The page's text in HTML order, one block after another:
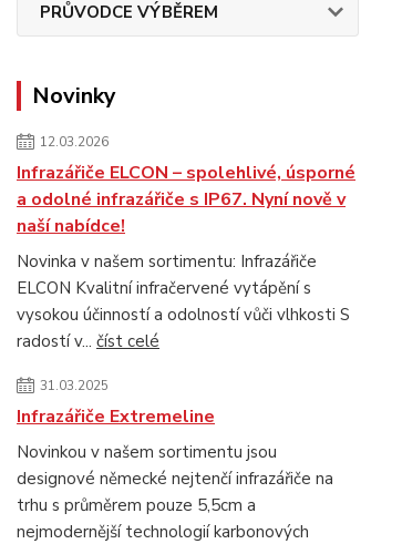
PRŮVODCE VÝBĚREM
Novinky
12.03.2026
Infrazářiče ELCON – spolehlivé, úsporné
a odolné infrazářiče s IP67. Nyní nově v
naší nabídce!
Novinka v našem sortimentu: Infrazářiče
ELCON Kvalitní infračervené vytápění s
vysokou účinností a odolností vůči vlhkosti S
radostí v... číst celé
31.03.2025
Infrazářiče Extremeline
Novinkou v našem sortimentu jsou
designové německé nejtenčí infrazářiče na
trhu s průměrem pouze 5,5cm a
nejmodernější technologií karbonových